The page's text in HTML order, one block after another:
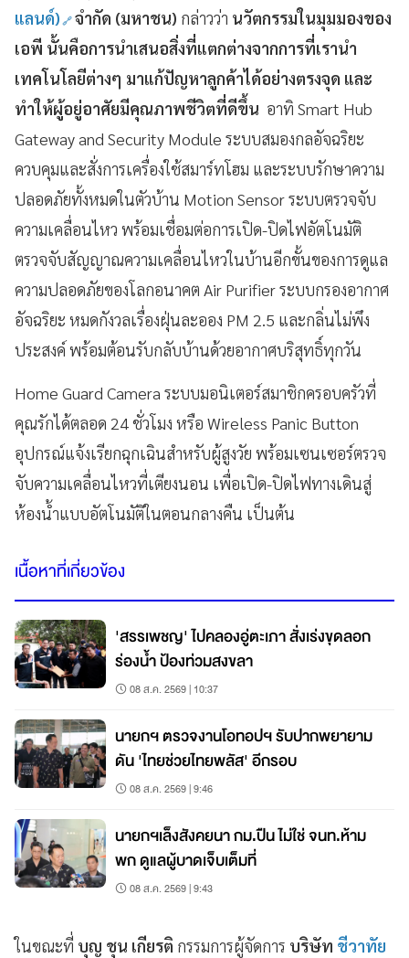
แลนด์) จำกัด (มหาชน) กล่าวว่า นวัตกรรมในมุมมองของ
เอพี นั้นคือการนำเสนอสิ่งที่แตกต่างจากการที่เรานำ
เทคโนโลยีต่างๆ มาแก้ปัญหาลูกค้าได้อย่างตรงจุด และ
ทำให้ผู้อยู่อาศัยมีคุณภาพชีวิตที่ดีขึ้น อาทิ Smart Hub
Gateway and Security Module ระบบสมองกลอัจฉริยะ
ควบคุมและสั่งการเครื่องใช้สมาร์ทโฮม และระบบรักษาความ
ปลอดภัยทั้งหมดในตัวบ้าน Motion Sensorระบบตรวจจับ
ความเคลื่อนไหว พร้อมเชื่อมต่อการเปิด-ปิดไฟอัตโนมัติ
ตรวจจับสัญญาณความเคลื่อนไหวในบ้านอีกขั้นของการดูแล
ความปลอดภัยของโลกอนาคต Air Purifierระบบกรองอากาศ
อัจฉริยะ หมดกังวลเรื่องฝุ่นละออง PM 2.5 และกลิ่นไม่พึง
ประสงค์ พร้อมต้อนรับกลับบ้านด้วยอากาศบริสุทธิ์ทุกวัน
Home Guard Camera ระบบมอนิเตอร์สมาชิกครอบครัวที่
คุณรักได้ตลอด 24ชั่วโมง หรือ Wireless Panic Button
อุปกรณ์แจ้งเรียกฉุกเฉินสำหรับผู้สูงวัย พร้อมเซนเซอร์ตรวจ
จับความเคลื่อนไหวที่เตียงนอน เพื่อเปิด-ปิดไฟทางเดินสู่
ห้องน้ำแบบอัตโนมัติในตอนกลางคืน เป็นต้น
เนื้อหาที่เกี่ยวข้อง
'สรรเพชญ' ไปคลองอู่ตะเภา สั่งเร่งขุดลอก
ร่องน้ำ ป้องท่วมสงขลา
08 ส.ค. 2569 | 10:37
นายกฯ ตรวจงานโอทอปฯ รับปากพยายาม
ดัน 'ไทยช่วยไทยพลัส' อีกรอบ
08 ส.ค. 2569 | 9:46
นายกฯเล็งสังคยนา กม.ปืน ไม่ใช่ จนท.ห้าม
พก ดูแลผู้บาดเจ็บเต็มที่
08 ส.ค. 2569 | 9:43
ในขณะที่ บุญ ชุน เกียรติ กรรมการผู้จัดการ บริษัท ชีวาทัย